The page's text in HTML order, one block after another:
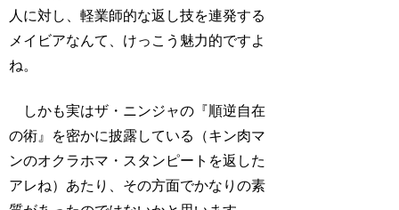
人に対し、軽業師的な返し技を連発する
メイビアなんて、けっこう魅力的ですよ
ね。
しかも実はザ・ニンジャの『順逆自在
の術』を密かに披露している（キン肉マ
ンのオクラホマ・スタンピートを返した
アレね）あたり、その方面でかなりの素